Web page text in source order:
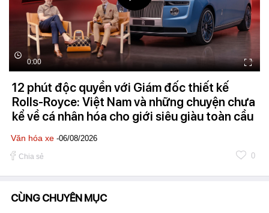
0:00
12 phút độc quyền với Giám đốc thiết kế
Rolls-Royce: Việt Nam và những chuyện chưa
kể về cá nhân hóa cho giới siêu giàu toàn cầu
Văn hóa xe -06/08/2026
Chia sẻ 0
CÙNG CHUYÊN MỤC